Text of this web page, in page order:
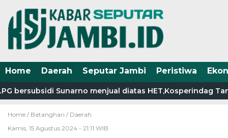
Home Daerah Seputar Jambi Peristiwa
bersubsidi Sunarno menjual diatas HET,Kosperindag
Home / Batanghari / Daerah
Kamis, 15 Agustus 2024 - 21:11 WIB